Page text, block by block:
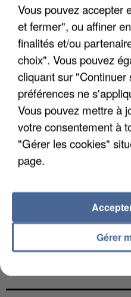
UN SECOND CADRE
INTERPELLÉ EN
UNE TOURISTE DE
Vous pouvez accepter
et fermer", ou affiner
finalités et/ou
choix". Vous pouvez
cliquant sur "Continuer
préférences ne
Vous pouvez mettre à
votre consentement à
"Gérer les cookies"
page.
Gérer